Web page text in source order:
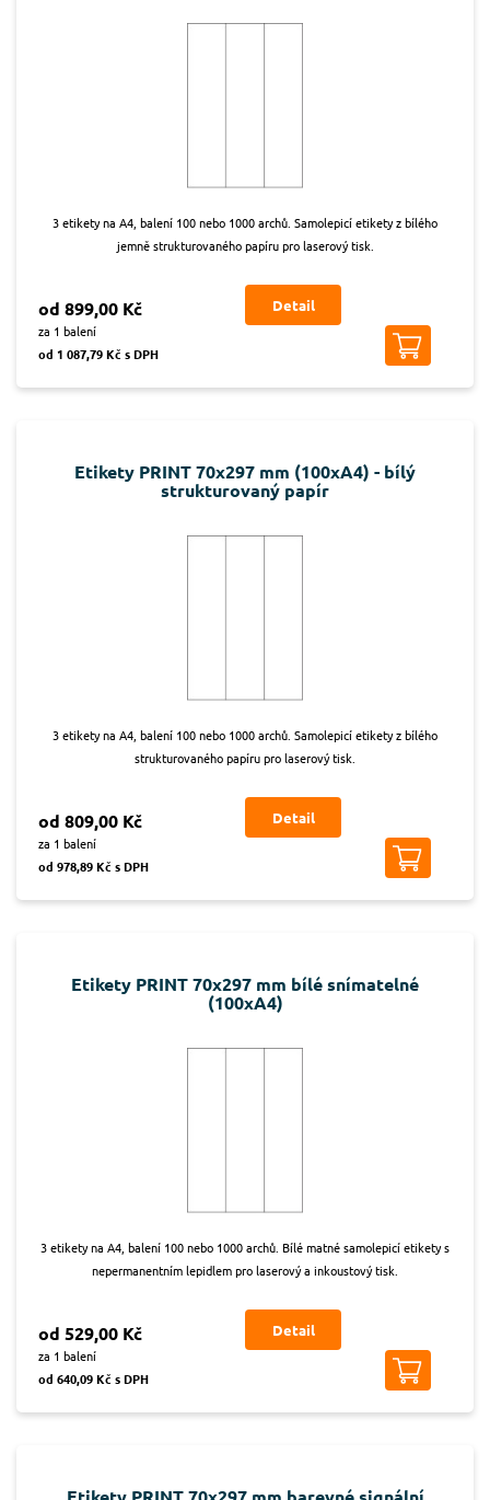
3 etikety na A4, balení 100 nebo 1000 archů. Samolepicí etikety z bílého
jemně strukturovaného papíru pro laserový tisk.
od 899,00 Kč
za 1 balení
od 1 087,79 Kč s DPH
Detail
Etikety PRINT 70x297 mm (100xA4) - bílý
strukturovaný papír
3 etikety na A4, balení 100 nebo 1000 archů. Samolepicí etikety z bílého
strukturovaného papíru pro laserový tisk.
od 809,00 Kč
za 1 balení
od 978,89 Kč s DPH
Detail
Etikety PRINT 70x297 mm bílé snímatelné
(100xA4)
3 etikety na A4, balení 100 nebo 1000 archů. Bílé matné samolepicí etikety s
nepermanentním lepidlem pro laserový a inkoustový tisk.
od 529,00 Kč
za 1 balení
od 640,09 Kč s DPH
Detail